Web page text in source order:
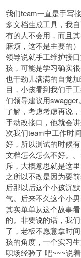
我们team一直是手写
多文档生成工具，我
有的人不会用，而且
麻烦，这不是主要的
领导说就手工维护接
孩，可能是学习确实
也干劲儿满满的自觉
目，小孩看到我们手
们领导建议用
了解，考虑考虑再说
手动改接口，他就会
次我们team中工作时
好，所以测试的时候
文档怎么怎么不好。
斥，大概意思就是这
之所以不改是因为要
后那以后这个小孩沉
气。后来不久这个小
其实单单从这个故事
的。非要说的话，我
了，老板不愿意拿时
孩的角度，一个实习
职场经验了 吧~~~说